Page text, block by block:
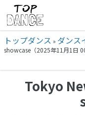
トップダンス » ダンス
showcase（2025年11月1日
Tokyo